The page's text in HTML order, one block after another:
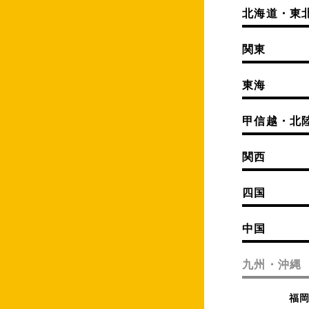
北海道・東
関東
東海
甲信越・北
関西
四国
中国
九州・沖縄
福